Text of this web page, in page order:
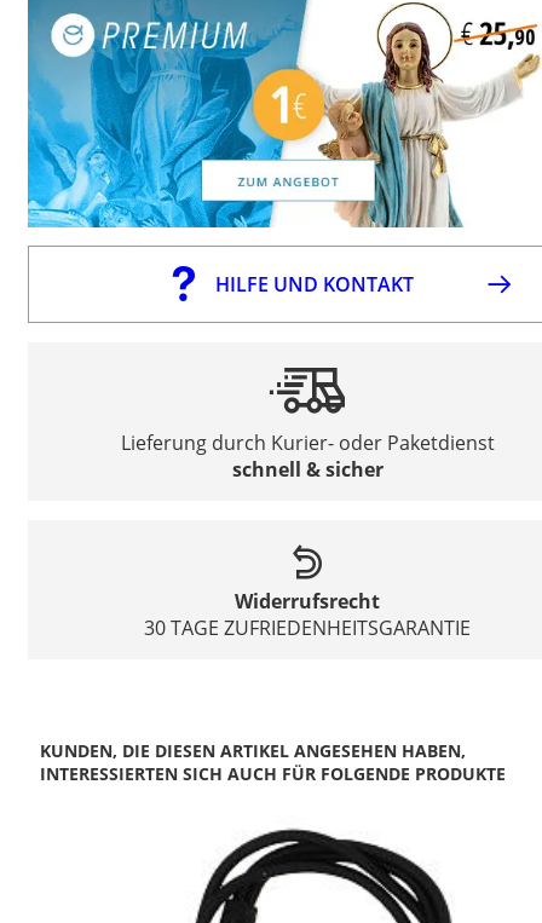
HILFE UND KONTAKT
Lieferung durch Kurier- oder Paketdienst
schnell & sicher
Widerrufsrecht
30 TAGE ZUFRIEDENHEITSGARANTIE
KUNDEN, DIE DIESEN ARTIKEL ANGESEHEN HABEN,
INTERESSIERTEN SICH AUCH FÜR FOLGENDE PRODUKTE